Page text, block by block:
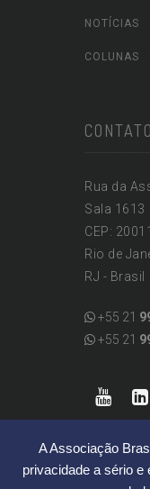
A Associação
privacidade a sério e
NOTÍCIAS
COLUNAS
CONTATO
Rua da
Sala 1613
CEP:
Rio de
RJ - Brasil
+55 21
+55 21